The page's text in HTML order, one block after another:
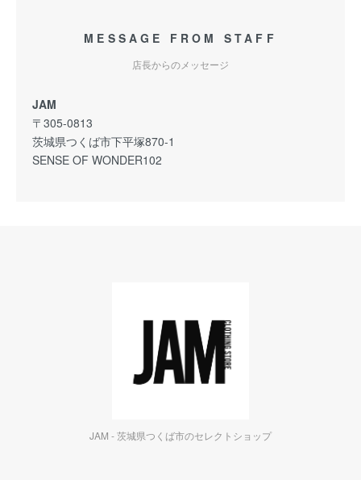
MESSAGE FROM STAFF
店長からのメッセージ
JAM
〒305-0813
茨城県つくば市下平塚870-1
SENSE OF WONDER102
JAM - 茨城県つくば市のセレクトショップ